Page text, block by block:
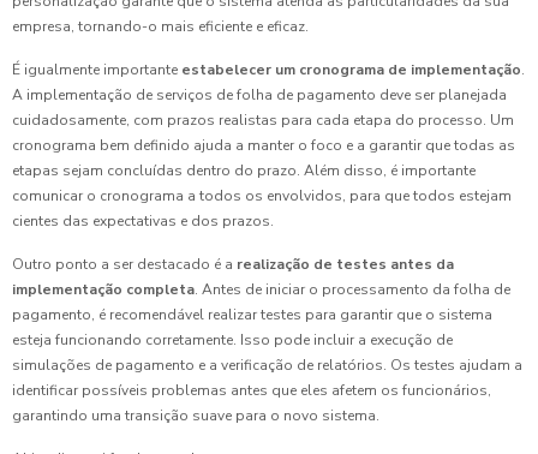
empresa, tornando-o mais eficiente e eficaz.
É igualmente importante estabelecer um cronograma de implementação.
A implementação de serviços de folha de pagamento deve ser planejada
cuidadosamente, com prazos realistas para cada etapa do processo. Um
cronograma bem definido ajuda a manter o foco e a garantir que todas as
etapas sejam concluídas dentro do prazo. Além disso, é importante
comunicar o cronograma a todos os envolvidos, para que todos estejam
cientes das expectativas e dos prazos.
Outro ponto a ser destacado é a realização de testes antes da
implementação completa. Antes de iniciar o processamento da folha de
pagamento, é recomendável realizar testes para garantir que o sistema
esteja funcionando corretamente. Isso pode incluir a execução de
simulações de pagamento e a verificação de relatórios. Os testes ajudam a
identificar possíveis problemas antes que eles afetem os funcionários,
garantindo uma transição suave para o novo sistema.